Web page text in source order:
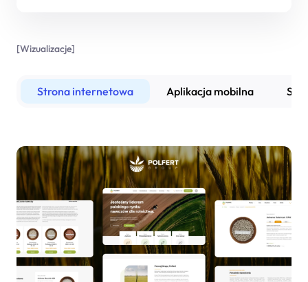
[Wizualizacje]
Strona internetowa Aplikacja mobilna